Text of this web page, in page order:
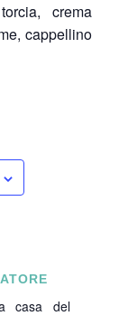
crema
cappellino
casa del